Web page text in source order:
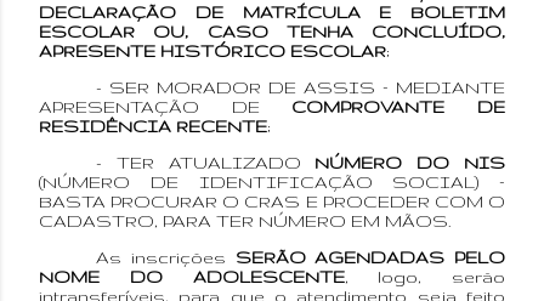
DECLARAÇÃO DE MATRÍCULA E BOLETIM
ESCOLAR OU, CASO TENHA CONCLUÍDO,
APRESENTE HISTÓRICO ESCOLAR;
- SER MORADOR DE ASSIS – MEDIANTE
APRESENTAÇÃO DE COMPROVANTE DE
RESIDÊNCIA RECENTE;
- TER ATUALIZADO NÚMERO DO NIS
(NÚMERO DE IDENTIFICAÇÃO SOCIAL) –
BASTA PROCURAR O CRAS E PROCEDER COM O
CADASTRO, PARA TER NÚMERO EM MÃOS.
As inscrições SERÃO AGENDADAS PELO
NOME DO ADOLESCENTE, logo, serão
intransferíveis, para que o atendimento seja feito